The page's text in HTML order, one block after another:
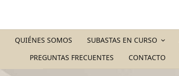
QUIÉNES SOMOS SUBASTAS EN CURSO
PREGUNTAS FRECUENTES
CONTACTO